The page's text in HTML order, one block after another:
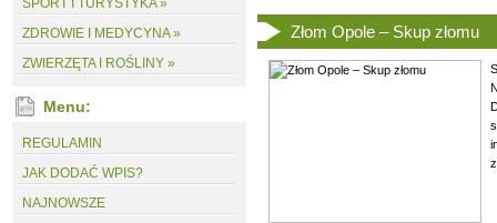
SPORT I TURYSTYKA »
ZDROWIE I MEDYCYNA »
ZWIERZĘTA I ROŚLINY »
Menu:
REGULAMIN
JAK DODAĆ WPIS?
NAJNOWSZE
Złom Opole – Skup złomu